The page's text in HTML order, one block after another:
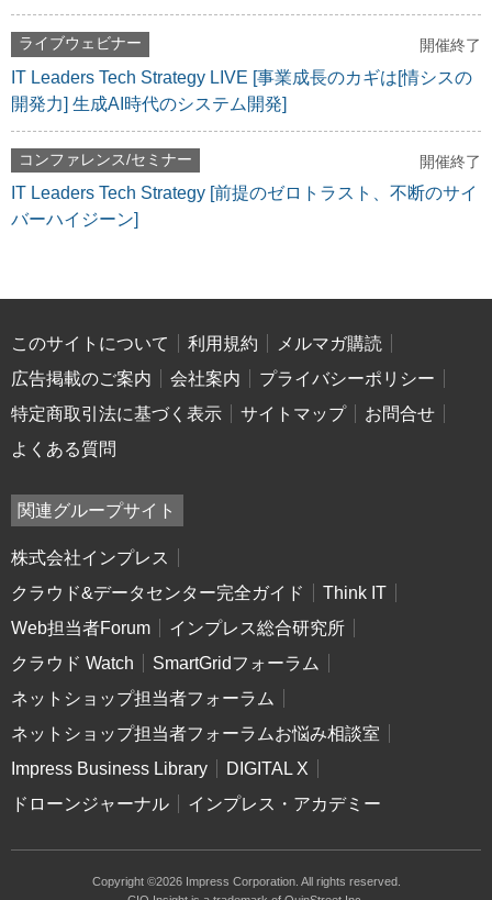
ライブウェビナー 開催終了
IT Leaders Tech Strategy LIVE [事業成長のカギは[情シスの
開発力] 生成AI時代のシステム開発]
コンファレンス/セミナー 開催終了
IT Leaders Tech Strategy [前提のゼロトラスト、不断のサイ
バーハイジーン]
このサイトについて 利用規約
メルマガ購読
広告掲載のご案内
会社案内
プライバシーポリシー
特定商取引法に基づく表示
サイトマップ
お問合せ
よくある質問
関連グループサイト
株式会社インプレス
クラウド&データセンター完全ガイド
Think IT
Web担当者Forum
インプレス総合研究所
クラウド Watch
SmartGridフォーラム
ネットショップ担当者フォーラム
ネットショップ担当者フォーラムお悩み相談室
Impress Business Library
DIGITAL X
ドローンジャーナル
インプレス・アカデミー
Copyright ©2026 Impress Corporation. All rights reserved.